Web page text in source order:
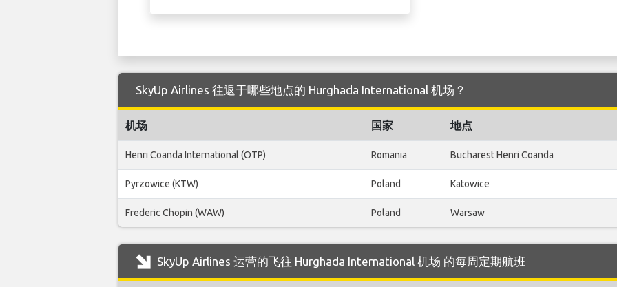
SkyUp Airlines 往返于哪些地点的 Hurghada International 机场？
机场 国家 地点
Henri Coanda International (OTP) Romania Bucharest Henri Coanda
Pyrzowice (KTW) Poland Katowice
Frederic Chopin (WAW) Poland Warsaw
SkyUp Airlines 运营的飞往 Hurghada International 机场 的每周定期航班